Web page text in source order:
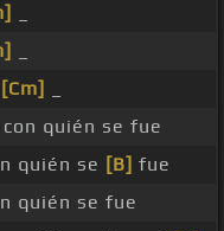
[Cm]
quién se fue
quién se [B] fue
quién se fue